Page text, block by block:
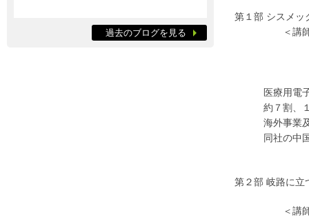
第１部 シスメッ
＜講師＞
医療用電子機
約７割、１７
海外事業及び
同社の中国・
第２部 岐路に立
＜講師＞ 野
過去のブログを見る